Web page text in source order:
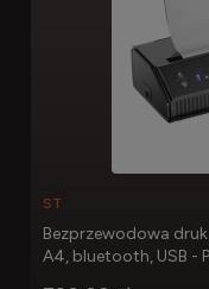
Bezprzewodowa
A4, bluetooth, USB -
ST